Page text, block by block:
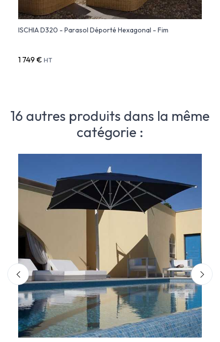
ISCHIA D320 - Parasol Déporté Hexagonal - Fim
1 749 € HT
16 autres produits dans la même
catégorie :